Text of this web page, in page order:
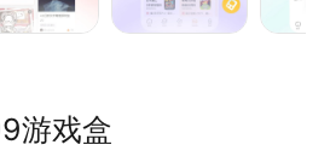
游戏盒